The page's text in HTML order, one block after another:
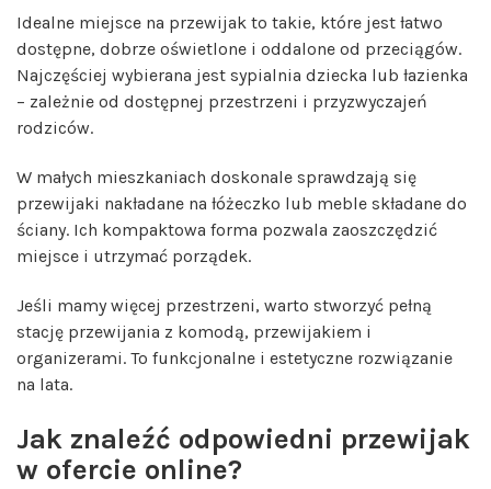
Idealne miejsce na przewijak to takie, które jest łatwo
dostępne, dobrze oświetlone i oddalone od przeciągów.
Najczęściej wybierana jest sypialnia dziecka lub łazienka
– zależnie od dostępnej przestrzeni i przyzwyczajeń
rodziców.
W małych mieszkaniach doskonale sprawdzają się
przewijaki nakładane na łóżeczko lub meble składane do
ściany. Ich kompaktowa forma pozwala zaoszczędzić
miejsce i utrzymać porządek.
Jeśli mamy więcej przestrzeni, warto stworzyć pełną
stację przewijania z komodą, przewijakiem i
organizerami. To funkcjonalne i estetyczne rozwiązanie
na lata.
Jak znaleźć odpowiedni przewijak
w ofercie online?